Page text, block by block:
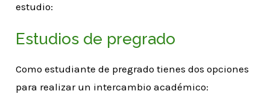
estudio:
Estudios de pregrado
Como estudiante de pregrado tienes dos opciones
para realizar un intercambio académico: